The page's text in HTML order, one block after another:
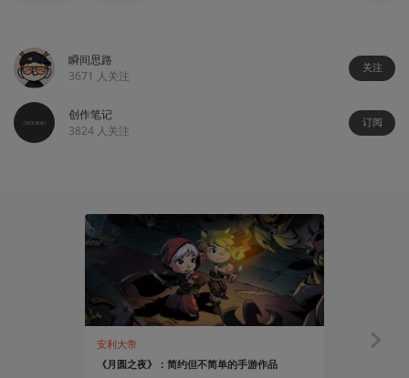
瞬间思路
3671 人关注
关注
创作笔记
3824 人关注
订阅
安利大帝
《月圆之夜》：简约但不简单的手游作品
安利大帝